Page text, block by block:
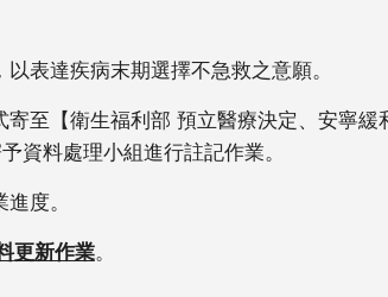
表達疾病末期選擇不急救之意願。
寄至 【衛生福利部 預立醫療決定、安寧
予資料處理小組進行註記作業。
度。
更新作業。